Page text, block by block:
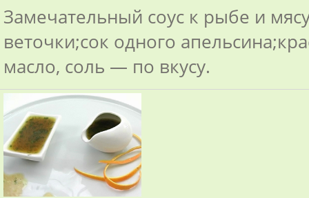
Замечательный соус к рыбе и
веточки;сок одного
масло, соль — по вкусу.